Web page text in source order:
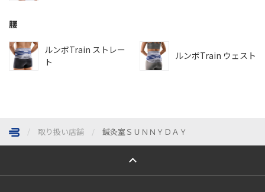
腰
ルンボTrain ストレー
ト
ルンボTrain ウェスト
取り扱い店舗 鍼灸室ＳＵＮＮＹＤＡＹ
ページトップへ